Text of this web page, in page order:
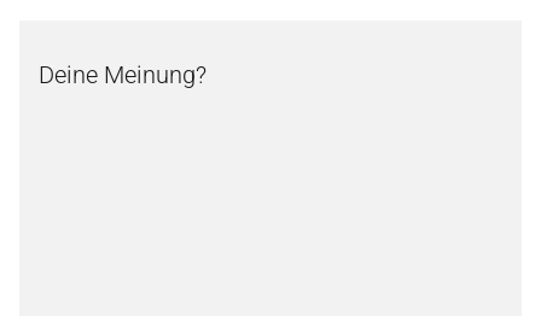
Deine Meinung?